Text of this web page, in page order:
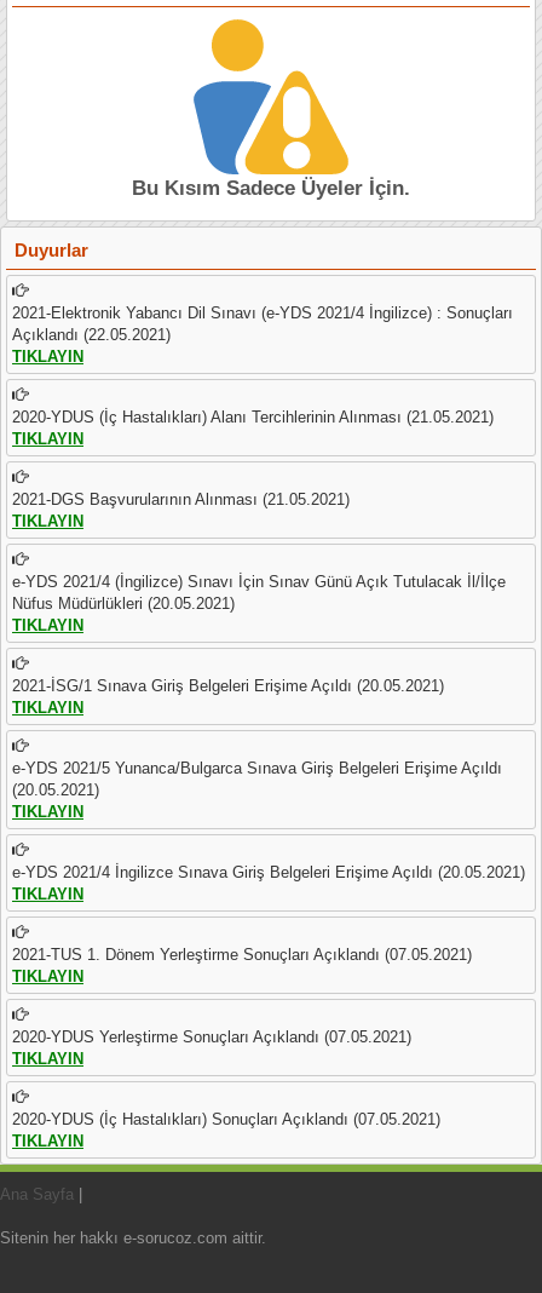
Bu Kısım Sadece Üyeler İçin.
Duyurlar
2021-Elektronik Yabancı Dil Sınavı (e-YDS 2021/4 İngilizce) : Sonuçları
Açıklandı (22.05.2021)
TIKLAYIN
2020-YDUS (İç Hastalıkları) Alanı Tercihlerinin Alınması (21.05.2021)
TIKLAYIN
2021-DGS Başvurularının Alınması (21.05.2021)
TIKLAYIN
e-YDS 2021/4 (İngilizce) Sınavı İçin Sınav Günü Açık Tutulacak İl/İlçe
Nüfus Müdürlükleri (20.05.2021)
TIKLAYIN
2021-İSG/1 Sınava Giriş Belgeleri Erişime Açıldı (20.05.2021)
TIKLAYIN
e-YDS 2021/5 Yunanca/Bulgarca Sınava Giriş Belgeleri Erişime Açıldı
(20.05.2021)
TIKLAYIN
e-YDS 2021/4 İngilizce Sınava Giriş Belgeleri Erişime Açıldı (20.05.2021)
TIKLAYIN
2021-TUS 1. Dönem Yerleştirme Sonuçları Açıklandı (07.05.2021)
TIKLAYIN
2020-YDUS Yerleştirme Sonuçları Açıklandı (07.05.2021)
TIKLAYIN
2020-YDUS (İç Hastalıkları) Sonuçları Açıklandı (07.05.2021)
TIKLAYIN
Ana Sayfa
Sitenin her hakkı e-sorucoz.com aittir.